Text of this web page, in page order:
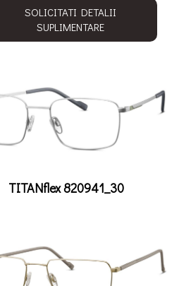
SOLICITATI DETALII
SUPLIMENTARE
TITANflex 820941_30